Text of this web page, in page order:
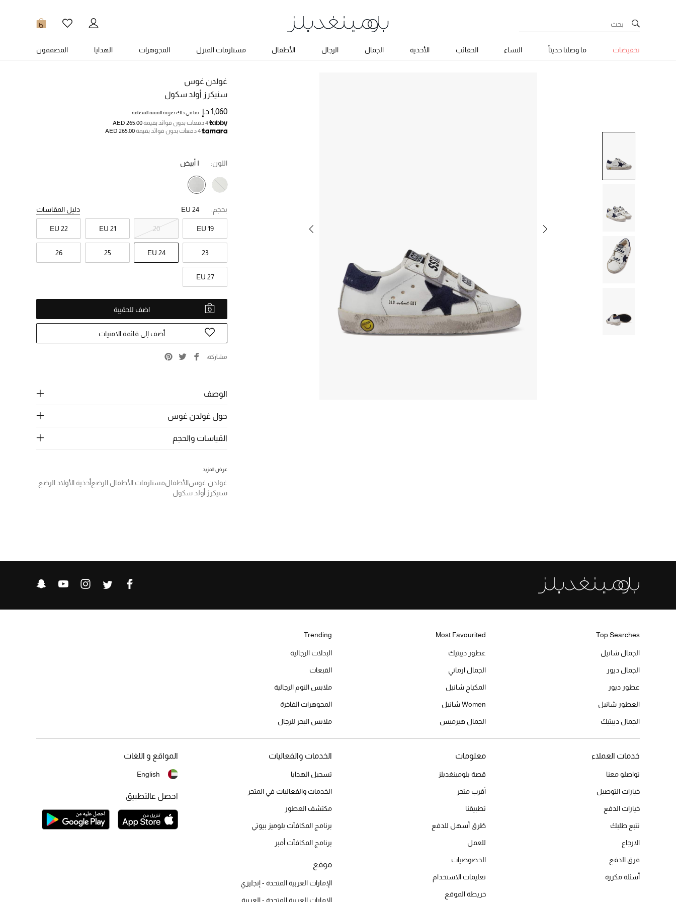
0
تخفيضات ما وصلنا حديثاً النساء الحقائب الأحذية الجمال الرجال الأطفال مستلزمات المنزل المجوهرات الهدايا المصممون
غولدن غوس
سنيكرز أولد سكول
1,060 د.إ
بما في ذلك ضريبة القيمة المضافة
4 دفعات بدون فوائد بقيمة
AED 265.00
4 دفعات بدون فوائد بقيمة
AED 265.00
اللون: I أبيض
بحجم: EU 24 دليل المقاسات
EU 19
20
EU 21
EU 22
23
EU 24
25
26
EU 27
اضف للحقيبة
أضف إلى قائمة الامنيات
مشاركة
الوصف
حول غولدن غوس
القياسات والحجم
عرض المزيد
غولدن غوسالأطفالمستلزمات الأطفال الرضعأحذية الأولاد الرضع
سنيكرز أولد سكول
Top Searches
الجمال شانيل
الجمال ديور
عطور ديور
العطور شانيل
الجمال ديبتيك
Most Favourited
عطور ديبتيك
الجمال ارماني
المكياج شانيل
Women شانيل
الجمال هيرميس
Trending
البدلات الرجالية
القبعات
ملابس النوم الرجالية
المجوهرات الفاخرة
ملابس البحر للرجال
خدمات العملاء
تواصلو معنا
خيارات التوصيل
خيارات الدفع
تتبع طلبك
الارجاع
فرق الدفع
أسئلة مكررة
معلومات
قصة بلومينغديلز
أقرب متجر
تطبيقنا
طُرق أسهل للدفع
للعمل
الخصوصيات
تعليمات الاستخدام
خريطة الموقع
الخدمات والفعاليات
تسجيل الهدايا
الخدمات والفعاليات في المتجر
مكتشف العطور
برنامج المكافآت بلوميز بيوتي
برنامج المكافآت أمبر
موقع
الإمارات العربية المتحدة - إنجليزي
الإمارات العربية المتحدة - العربية
المواقع و اللغات
English
احصل عالتطبيق